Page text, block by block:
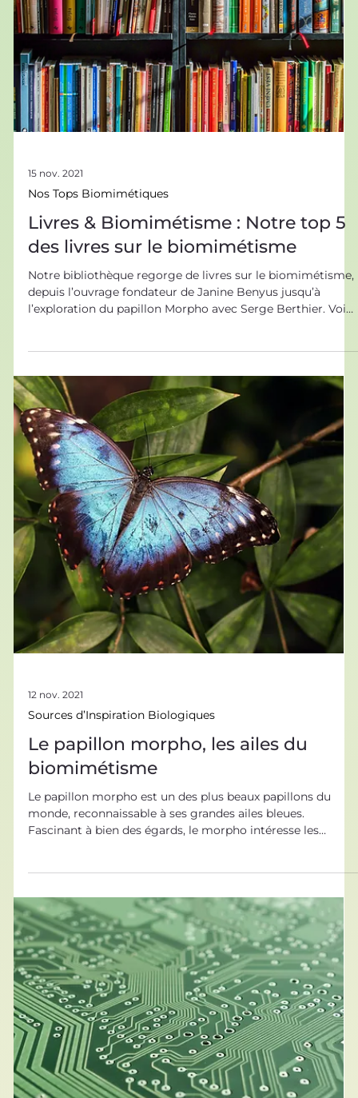
applications de la cosmétique sont nombreuses : nettoyer,
protéger, corriger ou encore embellir sont les fonctions
traditionnelles auxquelles
Livres & Biomimétisme : Notre top 5
des livres sur le biomimétisme
Notre bibliothèque regorge de livres sur le biomimétisme,
depuis l’ouvrage fondateur de Janine Benyus jusqu’à
l’exploration du papillon Morpho avec Serge Berthier. Voici
notre top 5 ! Le papillon Morpho, une espèce modèle pour
toute une discipline L’éveil du Morpho raconte la rencontre
et la passion d’une vie pour Serge Berthier, ce physicien
pionnier du biomimétisme en France. Tout le récit est
orienté autour de l’étude du papillon Morpho . À travers,
entre autres, son v
Sources d’Inspiration Biologiques
Le papillon morpho, les ailes du
biomimétisme
Le papillon morpho est un des plus beaux papillons du
monde, reconnaissable à ses grandes ailes bleues.
Fascinant à bien des égards, le morpho intéresse les
chercheurs depuis des décennies et ne semble jamais à
court de secrets pour nous surprendre. Les exemples
d’innovations inspirées des ailes de ce papillon sont très
nombreux, et font du papillon morpho un champion du